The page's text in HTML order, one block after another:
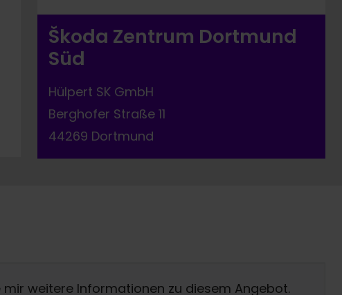
Škoda Zentrum Dortmund
Süd
Hülpert SK GmbH
Berghofer Straße 11
44269 Dortmund